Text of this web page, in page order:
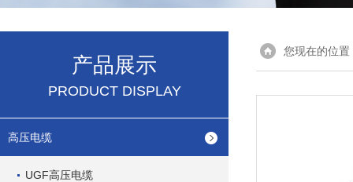
产品展示
PRODUCT DISPLAY
高压电缆
UGF高压电缆
您现在的位置